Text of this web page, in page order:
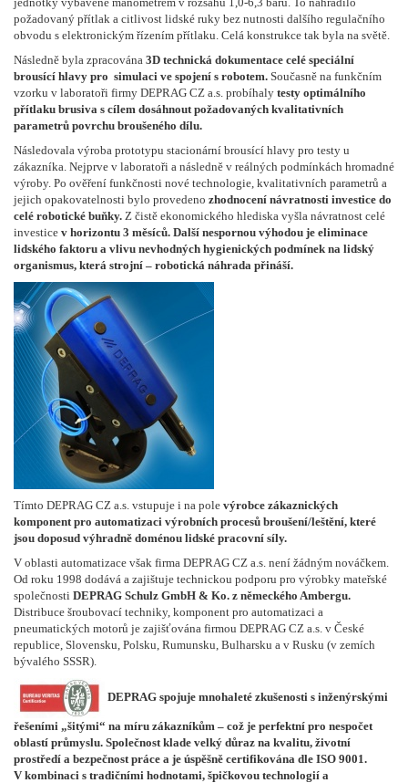
požadovaný přítlak a citlivost lidské ruky bez nutnosti dalšího regulačního
obvodu s elektronickým řízením přítlaku. Celá konstrukce tak byla na světě.
Následně byla zpracována 3D technická dokumentace celé speciální
brousící hlavy pro simulaci ve spojení s robotem. Současně na funkčním
vzorku v laboratoři firmy DEPRAG CZ a.s. probíhaly testy optimálního
přítlaku brusiva s cílem dosáhnout požadovaných kvalitativních
parametrů povrchu broušeného dílu.
Následovala výroba prototypu stacionární brousící hlavy pro testy u
zákazníka. Nejprve v laboratoři a následně v reálných podmínkách hromadné
výroby. Po ověření funkčnosti nové technologie, kvalitativních parametrů a
jejich opakovatelnosti bylo provedeno zhodnocení návratnosti investice do
celé robotické buňky. Z čistě ekonomického hlediska vyšla návratnost celé
investice v horizontu 3 měsíců. Další nespornou výhodou je eliminace
lidského faktoru a vlivu nevhodných hygienických podmínek na lidský
organismus, která strojní – robotická náhrada přináší.
Tímto DEPRAG CZ a.s. vstupuje i na pole výrobce zákaznických
komponent pro automatizaci výrobních procesů broušení/leštění, které
jsou doposud výhradně doménou lidské pracovní síly.
V oblasti automatizace však firma DEPRAG CZ a.s. není žádným nováčkem.
Od roku 1998 dodává a zajištuje technickou podporu pro výrobky mateřské
společnosti DEPRAG Schulz GmbH & Ko. z německého Ambergu.
Distribuce šroubovací techniky, komponent pro automatizaci a
pneumatických motorů je zajišťována firmou DEPRAG CZ a.s. v České
republice, Slovensku, Polsku, Rumunsku, Bulharsku a v Rusku (v zemích
bývalého SSSR).
DEPRAG spojuje mnohaleté zkušenosti s inženýrskými
řešeními „šitými“ na míru zákazníkům – což je perfektní pro nespočet
oblastí průmyslu. Společnost klade velký důraz na kvalitu, životní
prostředí a bezpečnost práce a je úspěšně certifikována dle ISO 9001.
V kombinaci s tradičními hodnotami, špičkovou technologií a